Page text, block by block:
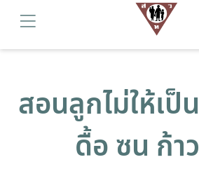
สอนลูกไม่ให้เป็
ดื้อ ซน ก้า